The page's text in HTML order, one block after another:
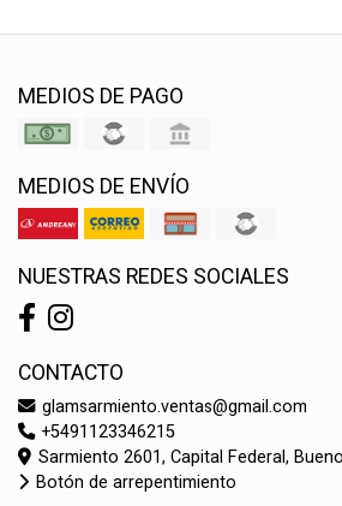
MEDIOS DE PAGO
MEDIOS DE ENVÍO
NUESTRAS REDES SOCIALES
CONTACTO
glamsarmiento.ventas@gmail.com
+5491123346215
Sarmiento 2601, Capital Federal,
Botón de arrepentimiento